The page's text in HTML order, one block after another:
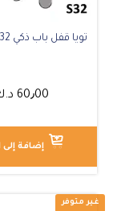
تويا قفل باب ذكي S32 واي فاي
60٫00
إضافة